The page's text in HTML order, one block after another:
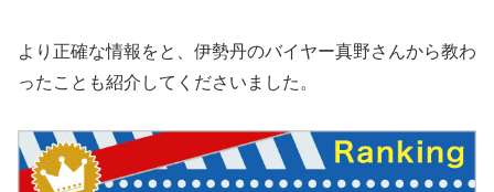
より正確な情報をと、伊勢丹のバイヤー真野さんから教わ
ったことも紹介してくださいました。